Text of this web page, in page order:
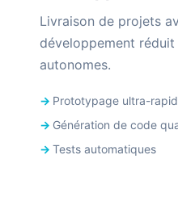
Livraison de projets
développement
autonomes.
Prototypage ultra-
Génération de code
Tests automatiques